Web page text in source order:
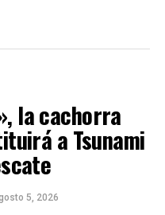
la cachorra
a Tsunami
5, 2026